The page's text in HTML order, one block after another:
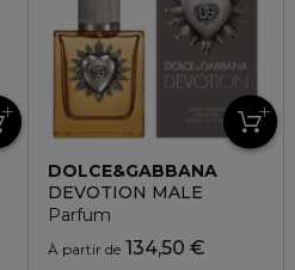
DOLCE&GABBANA
DEVOTION MALE
Parfum
À partir de134,50 €